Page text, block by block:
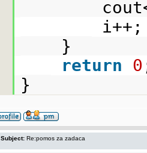
}
return
0
}
Subject: Re:pomos za zadaca